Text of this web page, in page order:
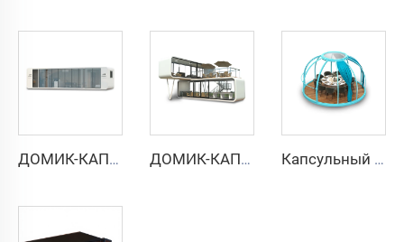
ДОМИК-КАПСУЛА APPLE CABIN — серия Cyspace A12 ДОМИК-КАПСУЛА APPLE CABIN — серия двухэтажная Капсульный дом PC Star Room